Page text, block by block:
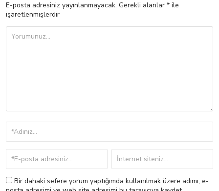
E-posta adresiniz yayınlanmayacak. Gerekli alanlar * ile
işaretlenmişlerdir
Bir dahaki sefere yorum yaptığımda kullanılmak üzere adımı, e-